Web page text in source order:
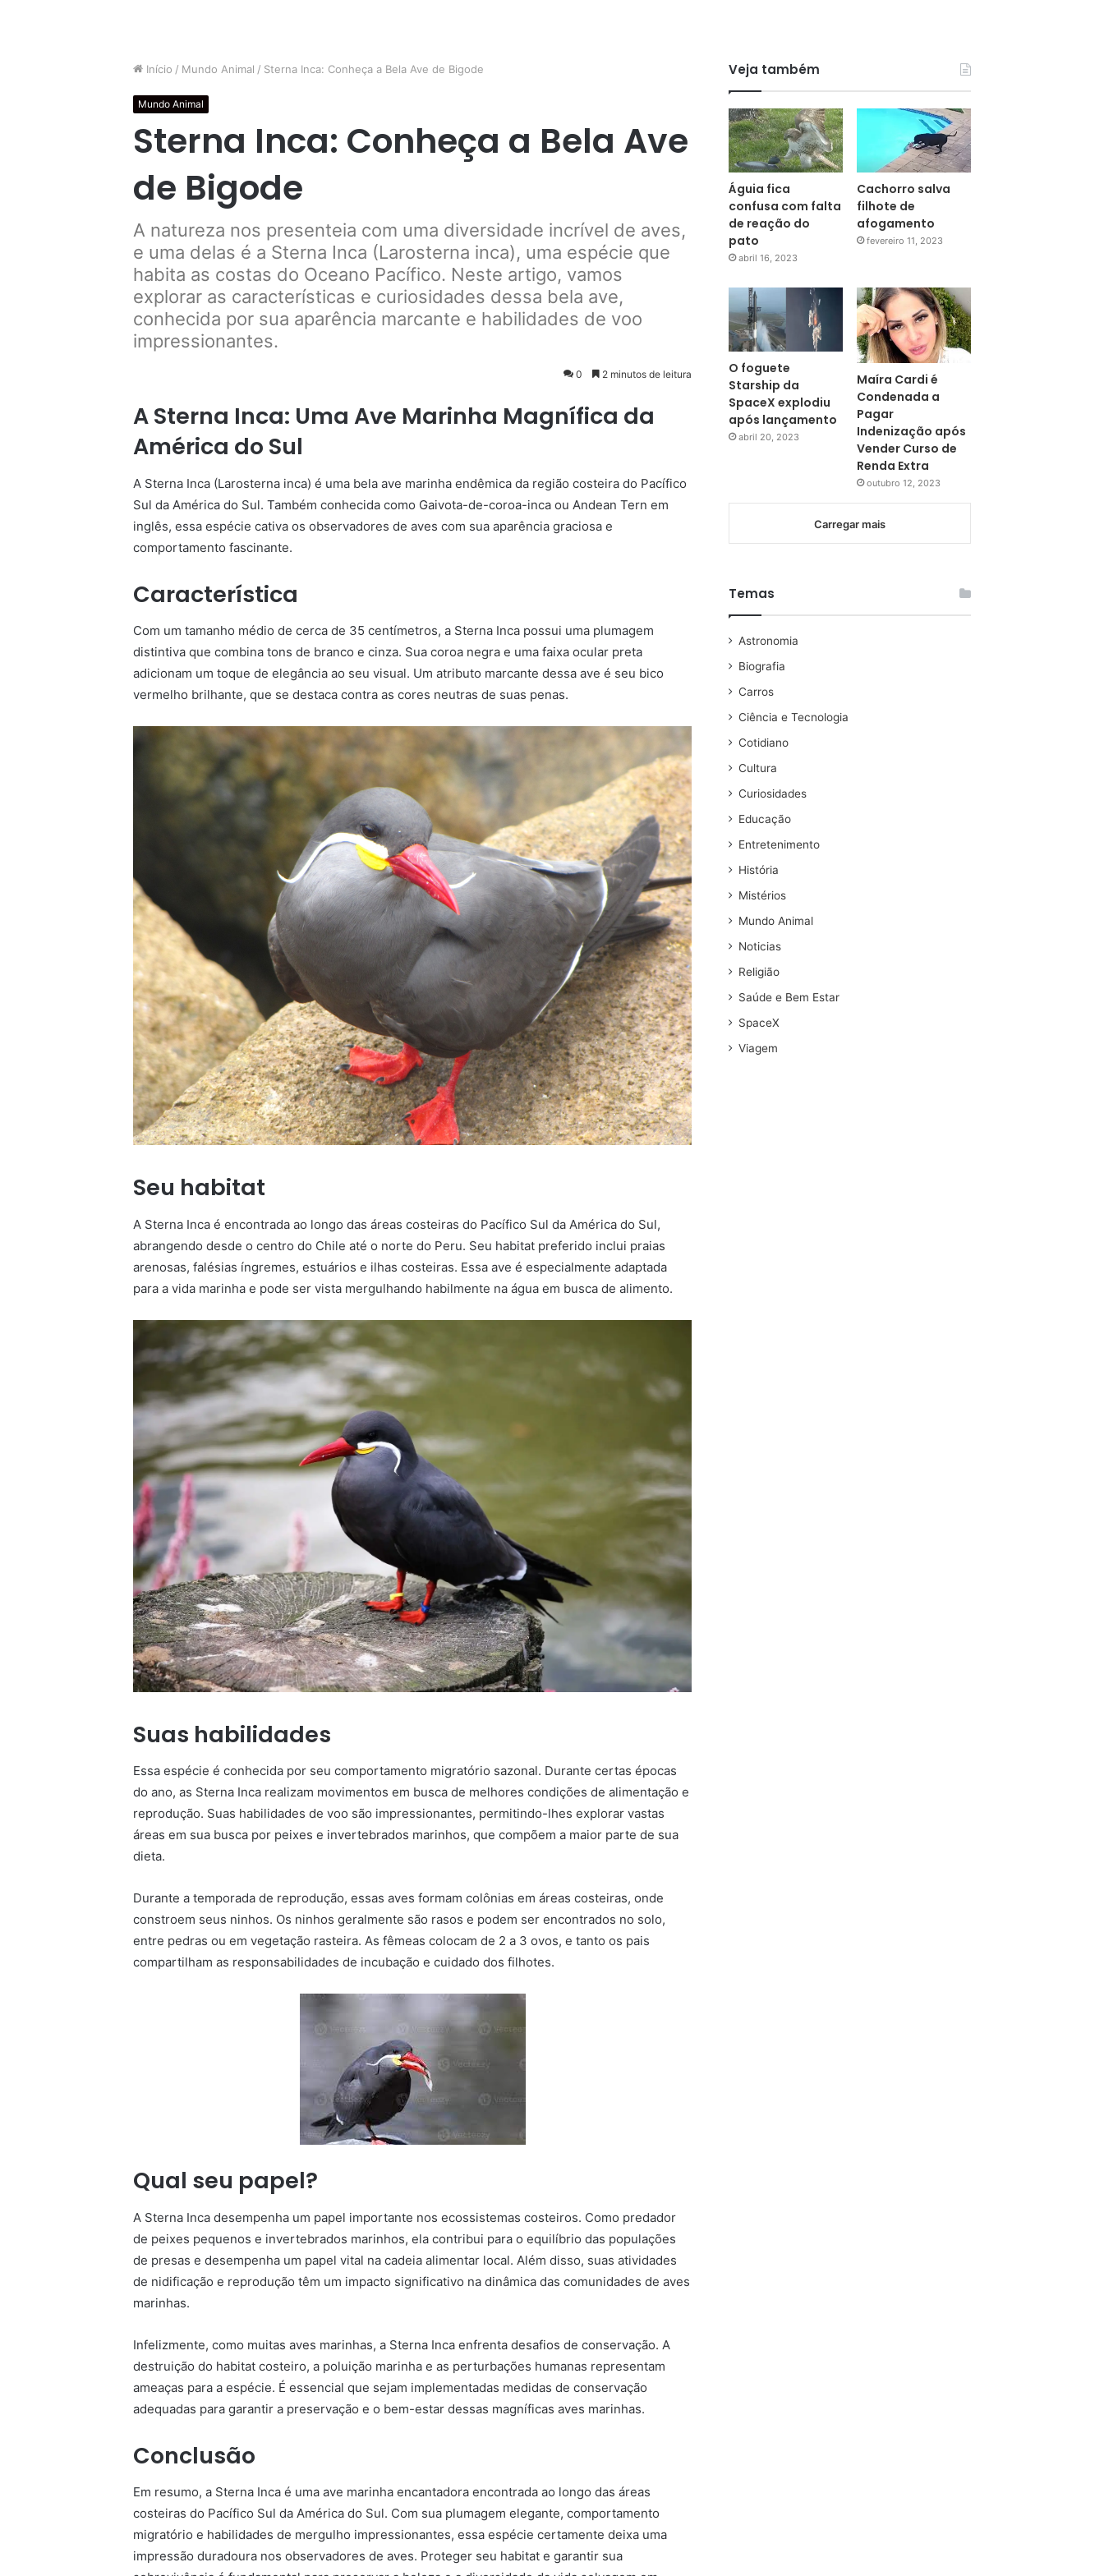
Início / Mundo Animal / Sterna Inca: Conheça a Bela Ave de Bigode
Mundo Animal
Sterna Inca: Conheça a Bela Ave
de Bigode
A natureza nos presenteia com uma diversidade incrível de aves,
e uma delas é a Sterna Inca (Larosterna inca), uma espécie que
habita as costas do Oceano Pacífico. Neste artigo, vamos
explorar as características e curiosidades dessa bela ave,
conhecida por sua aparência marcante e habilidades de voo
impressionantes.
0 2 minutos de leitura
A Sterna Inca: Uma Ave Marinha Magnífica da
América do Sul
A Sterna Inca (Larosterna inca) é uma bela ave marinha endêmica da região costeira do Pacífico
Sul da América do Sul. Também conhecida como Gaivota-de-coroa-inca ou Andean Tern em
inglês, essa espécie cativa os observadores de aves com sua aparência graciosa e
comportamento fascinante.
Característica
Com um tamanho médio de cerca de 35 centímetros, a Sterna Inca possui uma plumagem
distintiva que combina tons de branco e cinza. Sua coroa negra e uma faixa ocular preta
adicionam um toque de elegância ao seu visual. Um atributo marcante dessa ave é seu bico
vermelho brilhante, que se destaca contra as cores neutras de suas penas.
Seu habitat
A Sterna Inca é encontrada ao longo das áreas costeiras do Pacífico Sul da América do Sul,
abrangendo desde o centro do Chile até o norte do Peru. Seu habitat preferido inclui praias
arenosas, falésias íngremes, estuários e ilhas costeiras. Essa ave é especialmente adaptada
para a vida marinha e pode ser vista mergulhando habilmente na água em busca de alimento.
Suas habilidades
Essa espécie é conhecida por seu comportamento migratório sazonal. Durante certas épocas
do ano, as Sterna Inca realizam movimentos em busca de melhores condições de alimentação e
reprodução. Suas habilidades de voo são impressionantes, permitindo-lhes explorar vastas
áreas em sua busca por peixes e invertebrados marinhos, que compõem a maior parte de sua
dieta.
Durante a temporada de reprodução, essas aves formam colônias em áreas costeiras, onde
constroem seus ninhos. Os ninhos geralmente são rasos e podem ser encontrados no solo,
entre pedras ou em vegetação rasteira. As fêmeas colocam de 2 a 3 ovos, e tanto os pais
compartilham as responsabilidades de incubação e cuidado dos filhotes.
Qual seu papel?
A Sterna Inca desempenha um papel importante nos ecossistemas costeiros. Como predador
de peixes pequenos e invertebrados marinhos, ela contribui para o equilíbrio das populações
de presas e desempenha um papel vital na cadeia alimentar local. Além disso, suas atividades
de nidificação e reprodução têm um impacto significativo na dinâmica das comunidades de aves
marinhas.
Infelizmente, como muitas aves marinhas, a Sterna Inca enfrenta desafios de conservação. A
destruição do habitat costeiro, a poluição marinha e as perturbações humanas representam
ameaças para a espécie. É essencial que sejam implementadas medidas de conservação
adequadas para garantir a preservação e o bem-estar dessas magníficas aves marinhas.
Conclusão
Em resumo, a Sterna Inca é uma ave marinha encantadora encontrada ao longo das áreas
costeiras do Pacífico Sul da América do Sul. Com sua plumagem elegante, comportamento
migratório e habilidades de mergulho impressionantes, essa espécie certamente deixa uma
impressão duradoura nos observadores de aves. Proteger seu habitat e garantir sua
Veja também
Águia fica
confusa com falta
de reação do
pato
abril 16, 2023
Cachorro salva
filhote de
afogamento
fevereiro 11, 2023
O foguete
Starship da
SpaceX explodiu
após lançamento
abril 20, 2023
Maíra Cardi é
Condenada a
Pagar
Indenização após
Vender Curso de
Renda Extra
outubro 12, 2023
Carregar mais
Temas
Astronomia
Biografia
Carros
Ciência e Tecnologia
Cotidiano
Cultura
Curiosidades
Educação
Entretenimento
História
Mistérios
Mundo Animal
Noticias
Religião
Saúde e Bem Estar
SpaceX
Viagem